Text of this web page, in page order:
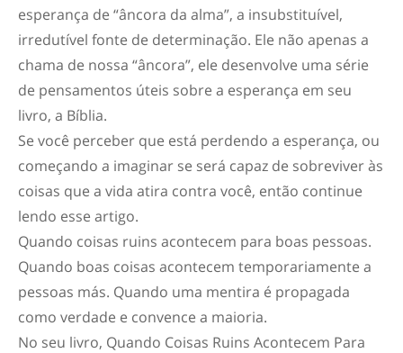
esperança de “âncora da alma”, a insubstituível,
irredutível fonte de determinação. Ele não apenas a
chama de nossa “âncora”, ele desenvolve uma série
de pensamentos úteis sobre a esperança em seu
livro, a Bíblia.
Se você perceber que está perdendo a esperança, ou
começando a imaginar se será capaz de sobreviver às
coisas que a vida atira contra você, então continue
lendo esse artigo.
Quando coisas ruins acontecem para boas pessoas.
Quando boas coisas acontecem temporariamente a
pessoas más. Quando uma mentira é propagada
como verdade e convence a maioria.
No seu livro, Quando Coisas Ruins Acontecem Para